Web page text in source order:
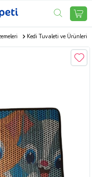
Kedi Tuvaleti ve Ürünleri